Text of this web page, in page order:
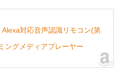
対応音声認識リモコン(第
ングメディアプレーヤー